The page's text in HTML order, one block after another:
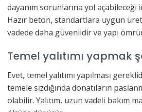
dayanım sorunlarına yol açabileceği
Hazır beton, standartlara uygun
vadede daha güvenlidir ve yapı
Temel yalıtımı yapmak
Evet, temel yalıtımı yapılması
temele sızdığında donatıların
olabilir. Yalıtım, uzun vadeli bakım